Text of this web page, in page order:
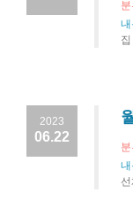
내
2023
06.22
내